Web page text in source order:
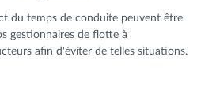
du temps de conduite peuvent être
gestionnaires de flotte à
afin d'éviter de telles situations.